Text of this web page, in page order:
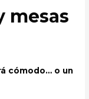
mesas
cómodo… o un